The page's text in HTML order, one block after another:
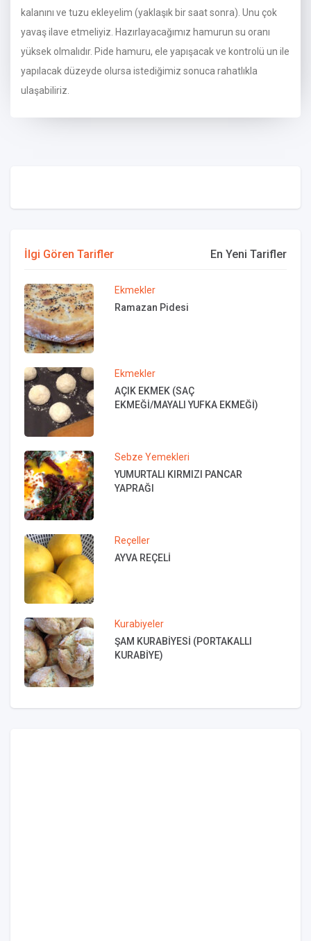
kalanını ve tuzu ekleyelim (yaklaşık bir saat sonra). Unu çok
yavaş ilave etmeliyiz. Hazırlayacağımız hamurun su oranı
yüksek olmalıdır. Pide hamuru, ele yapışacak ve kontrolü un ile
yapılacak düzeyde olursa istediğimiz sonuca rahatlıkla
ulaşabiliriz.
İlgi Gören Tarifler En Yeni Tarifler
Ekmekler
Ramazan Pidesi
Ekmekler
AÇIK EKMEK (SAÇ
EKMEĞİ/MAYALI YUFKA EKMEĞİ)
Sebze Yemekleri
YUMURTALI KIRMIZI PANCAR
YAPRAĞI
Reçeller
AYVA REÇELİ
Kurabiyeler
ŞAM KURABİYESİ (PORTAKALLI
KURABİYE)